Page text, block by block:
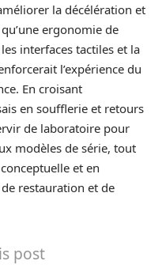
la décélération et
ergonomie de
interfaces tactiles et la
l’expérience du
En croisant
en soufflerie et retours
de laboratoire pour
modèles de série, tout
et en
restauration et de
post